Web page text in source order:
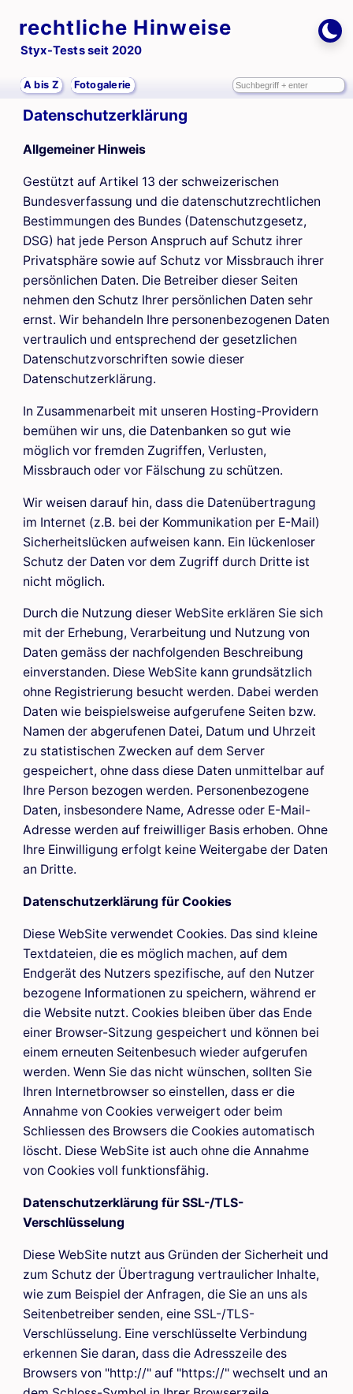
rechtliche Hinweise
Styx-Tests seit 2020
A bis Z Fotogalerie
Datenschutzerklärung
Allgemeiner Hinweis
Gestützt auf Artikel 13 der schweizerischen
Bundesverfassung und die datenschutzrechtlichen
Bestimmungen des Bundes (Datenschutzgesetz,
DSG) hat jede Person Anspruch auf Schutz ihrer
Privatsphäre sowie auf Schutz vor Missbrauch ihrer
persönlichen Daten. Die Betreiber dieser Seiten
nehmen den Schutz Ihrer persönlichen Daten sehr
ernst. Wir behandeln Ihre personenbezogenen Daten
vertraulich und entsprechend der gesetzlichen
Datenschutzvorschriften sowie dieser
Datenschutzerklärung.
In Zusammenarbeit mit unseren Hosting-Providern
bemühen wir uns, die Datenbanken so gut wie
möglich vor fremden Zugriffen, Verlusten,
Missbrauch oder vor Fälschung zu schützen.
Wir weisen darauf hin, dass die Datenübertragung
im Internet (z.B. bei der Kommunikation per E-Mail)
Sicherheitslücken aufweisen kann. Ein lückenloser
Schutz der Daten vor dem Zugriff durch Dritte ist
nicht möglich.
Durch die Nutzung dieser WebSite erklären Sie sich
mit der Erhebung, Verarbeitung und Nutzung von
Daten gemäss der nachfolgenden Beschreibung
einverstanden. Diese WebSite kann grundsätzlich
ohne Registrierung besucht werden. Dabei werden
Daten wie beispielsweise aufgerufene Seiten bzw.
Namen der abgerufenen Datei, Datum und Uhrzeit
zu statistischen Zwecken auf dem Server
gespeichert, ohne dass diese Daten unmittelbar auf
Ihre Person bezogen werden. Personenbezogene
Daten, insbesondere Name, Adresse oder E-Mail-
Adresse werden auf freiwilliger Basis erhoben. Ohne
Ihre Einwilligung erfolgt keine Weitergabe der Daten
an Dritte.
Datenschutzerklärung für Cookies
Diese WebSite verwendet Cookies. Das sind kleine
Textdateien, die es möglich machen, auf dem
Endgerät des Nutzers spezifische, auf den Nutzer
bezogene Informationen zu speichern, während er
die Website nutzt. Cookies bleiben über das Ende
einer Browser-Sitzung gespeichert und können bei
einem erneuten Seitenbesuch wieder aufgerufen
werden. Wenn Sie das nicht wünschen, sollten Sie
Ihren Internetbrowser so einstellen, dass er die
Annahme von Cookies verweigert oder beim
Schliessen des Browsers die Cookies automatisch
löscht. Diese WebSite ist auch ohne die Annahme
von Cookies voll funktionsfähig.
Datenschutzerklärung für SSL-/TLS-
Verschlüsselung
Diese WebSite nutzt aus Gründen der Sicherheit und
zum Schutz der Übertragung vertraulicher Inhalte,
wie zum Beispiel der Anfragen, die Sie an uns als
Seitenbetreiber senden, eine SSL-/TLS-
Verschlüsselung. Eine verschlüsselte Verbindung
erkennen Sie daran, dass die Adresszeile des
Browsers von "http://" auf "https://" wechselt und an